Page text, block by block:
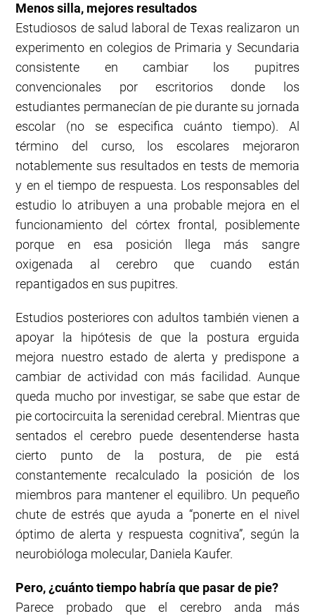
Menos silla, mejores resultados
Estudiosos de salud laboral de Texas realizaron un
experimento en colegios de Primaria y Secundaria
consistente en cambiar los pupitres
convencionales por escritorios donde los
estudiantes permanecían de pie durante su jornada
escolar (no se especifica cuánto tiempo). Al
término del curso, los escolares mejoraron
notablemente sus resultados en tests de memoria
y en el tiempo de respuesta. Los responsables del
estudio lo atribuyen a una probable mejora en el
funcionamiento del córtex frontal, posiblemente
porque en esa posición llega más sangre
oxigenada al cerebro que cuando están
repantigados en sus pupitres.
Estudios posteriores con adultos también vienen a
apoyar la hipótesis de que la postura erguida
mejora nuestro estado de alerta y predispone a
cambiar de actividad con más facilidad. Aunque
queda mucho por investigar, se sabe que estar de
pie cortocircuita la serenidad cerebral. Mientras que
sentados el cerebro puede desentenderse hasta
cierto punto de la postura, de pie está
constantemente recalculado la posición de los
miembros para mantener el equilibro. Un pequeño
chute de estrés que ayuda a “ponerte en el nivel
óptimo de alerta y respuesta cognitiva”, según la
neurobióloga molecular, Daniela Kaufer.
Pero, ¿cuánto tiempo habría que pasar de pie?
Parece probado que el cerebro anda más